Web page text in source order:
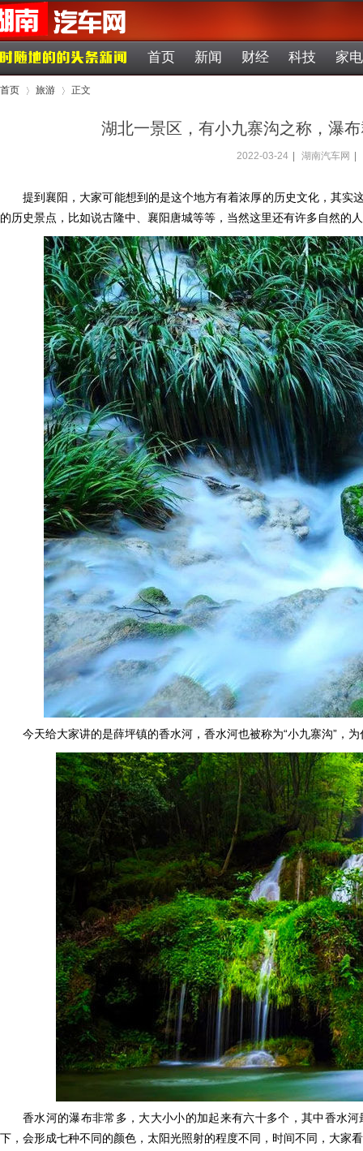
首页 新闻 财经 科技 家电
首页 旅游 正文
湖北一景区，有小九寨沟之称，瀑
2022-03-24 湖南汽车网
提到襄阳，大家可能想到的是这个地方有着浓厚的历史文化，其
的历史景点，比如说古隆中、襄阳唐城等等，当然这里还有许多自然的
今天给大家讲的是薛坪镇的香水河，香水河也被称为“小九寨沟”，
香水河的瀑布非常多，大大小小的加起来有六十多个，其中香水
下，会形成七种不同的颜色，太阳光照射的程度不同，时间不同，大家